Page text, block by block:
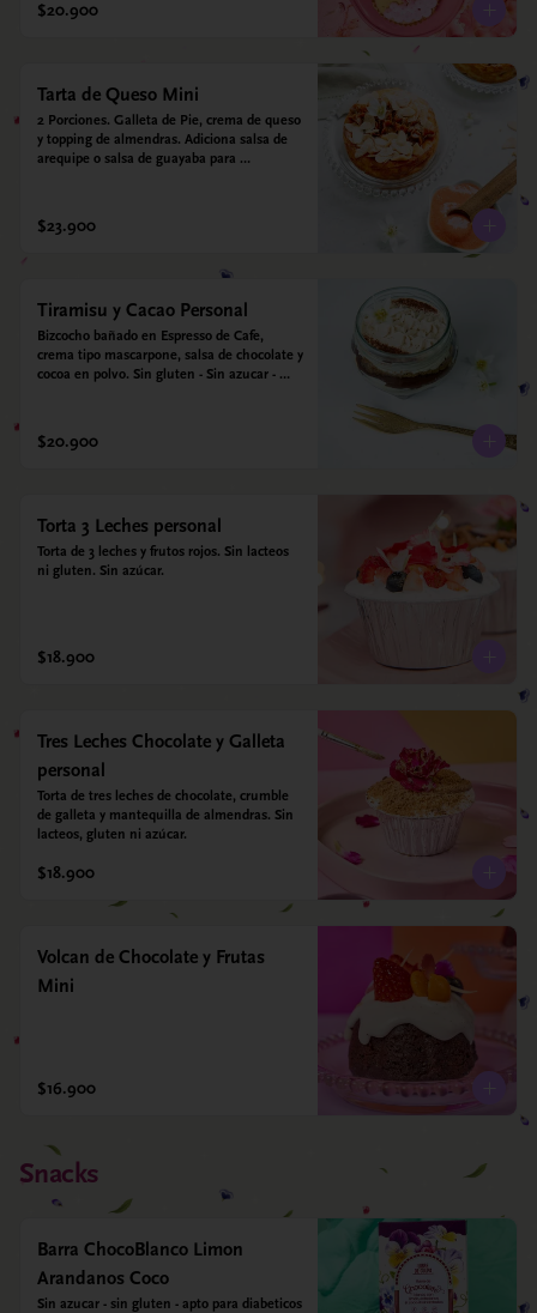
$20.900
Tarta de Queso Mini
2 Porciones. Galleta de Pie, crema de queso
y topping de almendras. Adiciona salsa de
arequipe o salsa de guayaba para
$23.900
Tiramisu y Cacao Personal
Bizcocho bañado en Espresso de Cafe,
crema tipo mascarpone, salsa de chocolate y
cocoa en polvo. Sin gluten - Sin azucar -
$20.900
Torta 3 Leches personal
Torta de 3 leches y frutos rojos. Sin lacteos
ni gluten. Sin azúcar.
$18.900
Tres Leches Chocolate y Galleta
personal
Torta de tres leches de chocolate, crumble
de galleta y mantequilla de almendras. Sin
lacteos, gluten ni azúcar.
$18.900
Volcan de Chocolate y Frutas
Mini
$16.900
Snacks
Barra ChocoBlanco Limon
Arandanos Coco
Sin azucar - sin gluten - apto para diabeticos